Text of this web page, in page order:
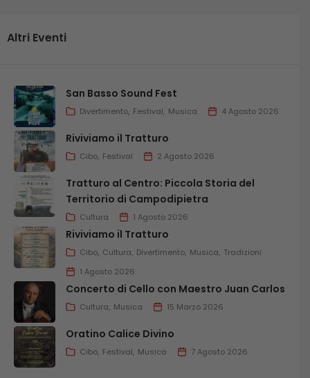
Altri Eventi
San Basso Sound Fest
Divertimento Festival Musica 4 Agosto 2026
Riviviamo il Tratturo
Cibo Festival 2 Agosto 2026
Tratturo al Centro: Piccola Storia del
Territorio di Campodipietra
Cultura 1 Agosto 2026
Riviviamo il Tratturo
Cibo Cultura Divertimento Musica Tradizioni
1 Agosto 2026
Concerto di Cello con Maestro Juan Carlos
Cultura Musica 15 Marzo 2026
Oratino Calice Divino
Cibo Festival Musica 7 Agosto 2026